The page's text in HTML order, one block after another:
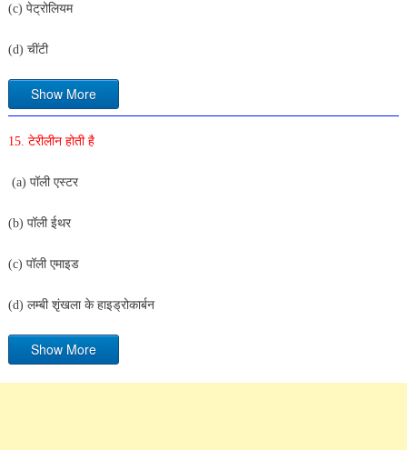
(c) पेट्रोलियम
(d) चींटी
Show More
15. टेरीलीन होती है
(a) पॉली एस्टर
(b) पॉली ईथर
(c) पॉली एमाइड
(d) लम्बी शृंखला के हाइड्रोकार्बन
Show More